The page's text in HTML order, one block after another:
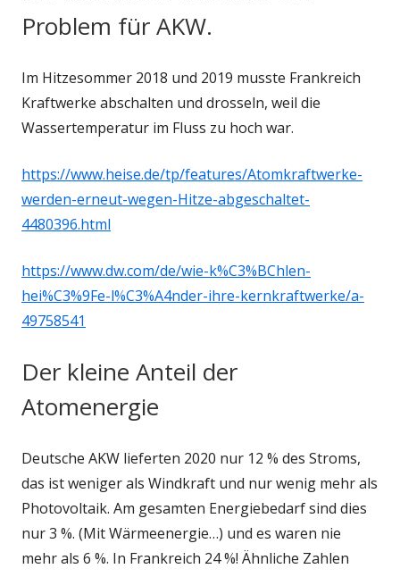
Problem für AKW.
Im Hitzesommer 2018 und 2019 musste Frankreich
Kraftwerke abschalten und drosseln, weil die
Wassertemperatur im Fluss zu hoch war.
https://www.heise.de/tp/features/Atomkraftwerke-
werden-erneut-wegen-Hitze-abgeschaltet-
4480396.html
https://www.dw.com/de/wie-k%C3%BChlen-
hei%C3%9Fe-l%C3%A4nder-ihre-kernkraftwerke/a-
49758541
Der kleine Anteil der
Atomenergie
Deutsche AKW lieferten 2020 nur 12 % des Stroms,
das ist weniger als Windkraft und nur wenig mehr als
Photovoltaik. Am gesamten Energiebedarf sind dies
nur 3 %. (Mit Wärmeenergie…) und es waren nie
mehr als 6 %. In Frankreich 24 %! Ähnliche Zahlen